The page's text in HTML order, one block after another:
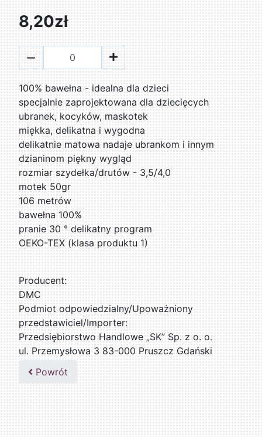
8,20zł
100% bawełna - idealna dla dzieci
specjalnie zaprojektowana dla dziecięcych
ubranek, kocyków, maskotek
miękka, delikatna i wygodna
delikatnie matowa nadaje ubrankom i innym
dzianinom piękny wygląd
rozmiar szydełka/drutów - 3,5/4,0
motek 50gr
106 metrów
bawełna 100%
pranie 30 ° delikatny program
OEKO-TEX (klasa produktu 1)
Producent:
DMC
Podmiot odpowiedzialny/Upoważniony
przedstawiciel/Importer:
Przedsiębiorstwo Handlowe „SK” Sp. z o. o.
ul. Przemysłowa 3 83-000 Pruszcz Gdański
509076255
Powrót